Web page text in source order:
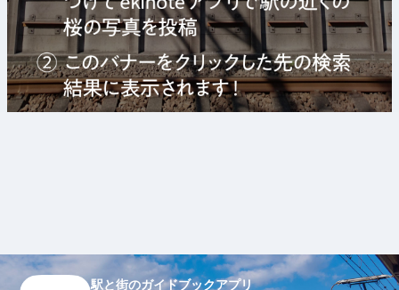
駅と街のガイドブックアプリ